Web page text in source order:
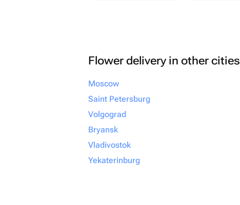
Flower delivery in other cities
Moscow
Saint Petersburg
Volgograd
Bryansk
Vladivostok
Yekaterinburg